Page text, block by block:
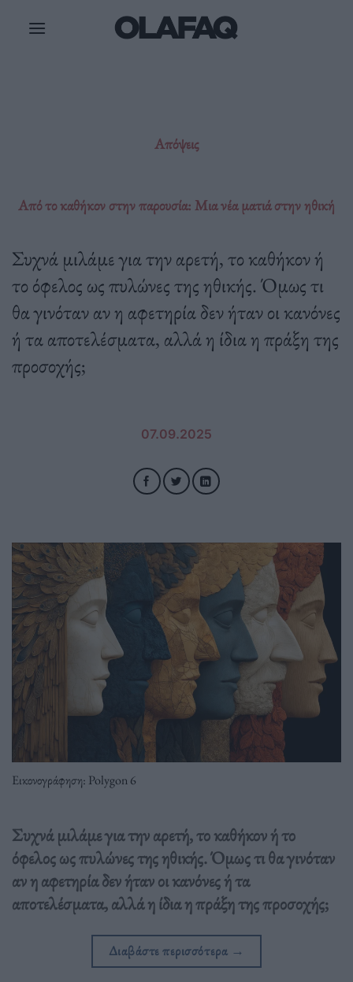
Απόψεις
Από το καθήκον στην παρουσία: Μια νέα ματιά στην ηθική
Συχνά μιλάμε για την αρετή, το καθήκον ή
το όφελος ως πυλώνες της ηθικής. Όμως τι
θα γινόταν αν η αφετηρία δεν ήταν οι κανόνες
ή τα αποτελέσματα, αλλά η ίδια η πράξη της
προσοχής;
07.09.2025
Εικονογράφηση: Polygon 6
Συχνά μιλάμε για την αρετή, το καθήκον ή το
όφελος ως πυλώνες της ηθικής. Όμως τι θα γινόταν
αν η αφετηρία δεν ήταν οι κανόνες ή τα
αποτελέσματα, αλλά η ίδια η πράξη της προσοχής;
Διαβάστε περισσότερα →